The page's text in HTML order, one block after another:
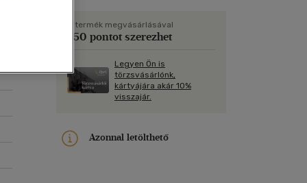
Képeslap
Papír, írószer
A termék megvásárlásával
250 pontot szerezhet
Legyen Ön is
törzsvásárlónk,
kártyájára akár 10%
visszajár.
Azonnal letölthető